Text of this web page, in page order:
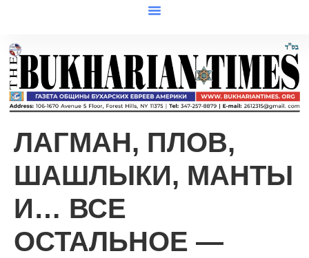
ЛАГМАН, ПЛОВ,
ШАШЛЫКИ, МАНТЫ
И… ВСЕ
ОСТАЛЬНОЕ —